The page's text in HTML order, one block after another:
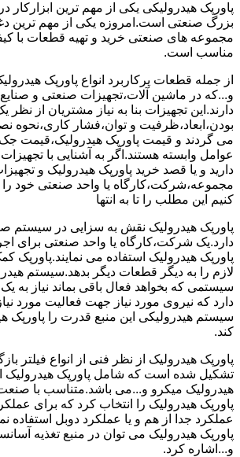
پاورپک هیدرولیکی یکی از مهم ترین ابزارکار
بزرگ صنعتی است.امروزه یکی از مهم ترین
مجموعه های صنعتی خرید و تهیه قطعات با
مناسب است.
از جمله قطعات پرکاربرد انواع پاورپک
و...که در ماشین آلات،تجهیزات صنعتی و
دارند.این تجهیزات بنا به نیاز مشتریان از
بودن،ابعاد،ظرفیت و توان،فشار
می گردند و قیمت پاورپک هیدرولیک،قیمت جک
عوامل وابسته هستند.اگر به آشنایی با
دارید و یا قصد خرید پاورپک هیدرولیک و
مجموعه،شرکت،کارگاه یا واحد صنعتی خود را
کنیم این مطلب را تا به انتها
پاورپک هیدرولیک نقش به سزایی در سیستم
دارد.یک شرکت،کارگاه یا واحد صنعتی برای
پاورپک هیدرولیک استفاده می نمایند.پاورپک
لازم را به دیگر قطعات دیگر بدهد.سیستم
سیستمی که بخواهد فعال باقی بماند نیاز به
دارد که نیروی مورد نیاز جهت فعالیت مورد
سیستم هیدرولیکی این منبع قدرت را پاورپک
کند.
پاورپک هیدرولیک از نظر فنی از انواع فیلتر
تشکیل شده است که شامل پاورپک هیدرولیک
هیدرولیک میکرو و...می باشد.متناسب با
پاورپک هیدرولیک را انتخاب کرد که برای
عملکرد جدا از هم و یا عملکرد دوبل استفاده
پاورپک هیدرولیک می توان در منبع تغذیه
و...اشاره کرد.